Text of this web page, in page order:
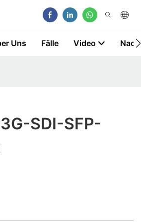
Uns Fälle Video
SDI-SFP-